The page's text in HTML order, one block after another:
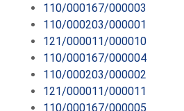
110/000167/000003
110/000203/000001
121/000011/000010
110/000167/000004
110/000203/000002
121/000011/000011
110/000167/000005